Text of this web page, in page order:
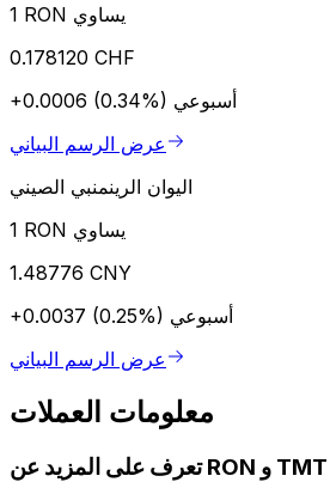
1 RON يساوي
0.178120 CHF
+0.0006 (0.34%) أسبوعي
عرض الرسم البياني
اليوان الرينمنبي الصيني
1 RON يساوي
1.48776 CNY
+0.0037 (0.25%) أسبوعي
عرض الرسم البياني
معلومات العملات
تعرف على المزيد عن RON و TMT